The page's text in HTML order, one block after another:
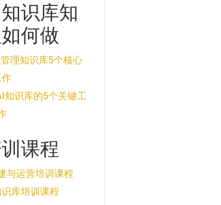
识库知
何做
理知识库5个核心
作
知识库的5个关键工
课程
与运营培训课程
库培训课程